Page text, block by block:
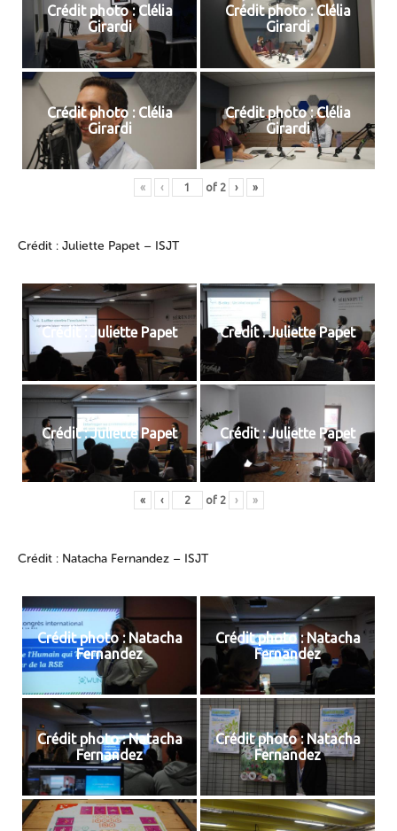
Crédit photo : Clélia
Girardi
Crédit photo : Clélia
Girardi
Crédit photo : Clélia
Girardi
Crédit photo : Clélia
Girardi
« ‹ of 2 › »
Crédit : Juliette Papet – ISJT
Crédit : Juliette Papet Crédit : Juliette Papet
Crédit : Juliette Papet Crédit : Juliette Papet
« ‹ of 2 › »
Crédit : Natacha Fernandez – ISJT
Crédit photo : Natacha
Fernandez
Crédit photo : Natacha
Fernandez
Crédit photo : Natacha
Fernandez
Crédit photo : Natacha
Fernandez